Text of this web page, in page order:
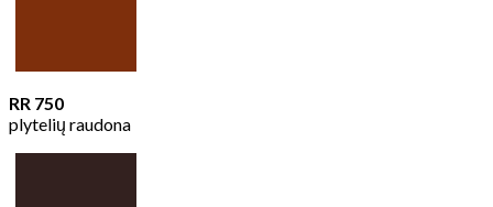
RR 750
plytelių raudona